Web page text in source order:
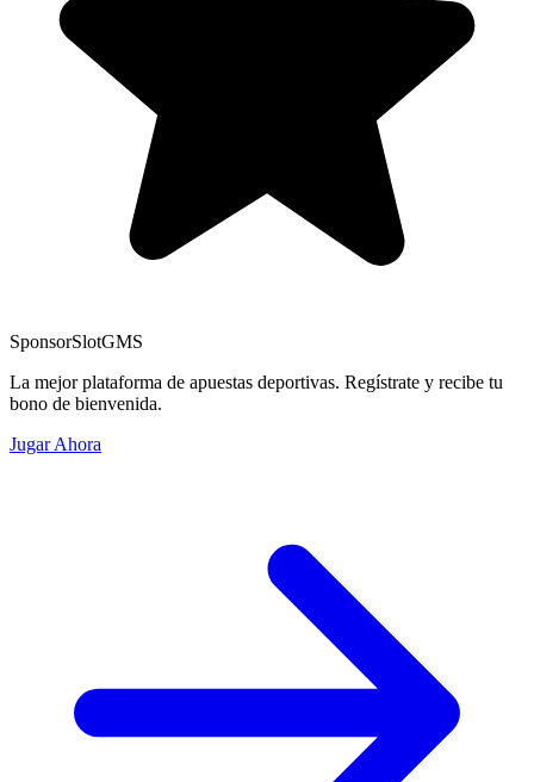
SponsorSlotGMS
La mejor plataforma de apuestas deportivas. Regístrate y recibe tu
bono de bienvenida.
Jugar Ahora